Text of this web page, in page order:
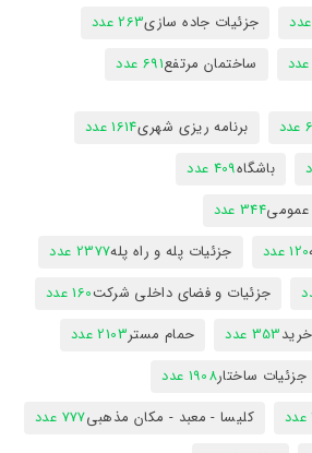
جزئیات جاده سازی263 عدد
ساختمان مرتفع691 عدد
برنامه ریزی شهری1614 عدد
باشگاه409 عدد
عمومی344 عدد
120 عدد جزئیات پله و راه پله2377 عدد
جزئیات و فضای داخلی شرکت160 عدد
353 عدد حمام مستر2103 عدد
جزئیات ساختار1908 عدد
کلیسا - معبد - مکان مذهبی777 عدد